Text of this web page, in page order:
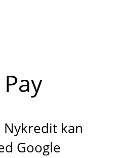
Nykredit kan
Google